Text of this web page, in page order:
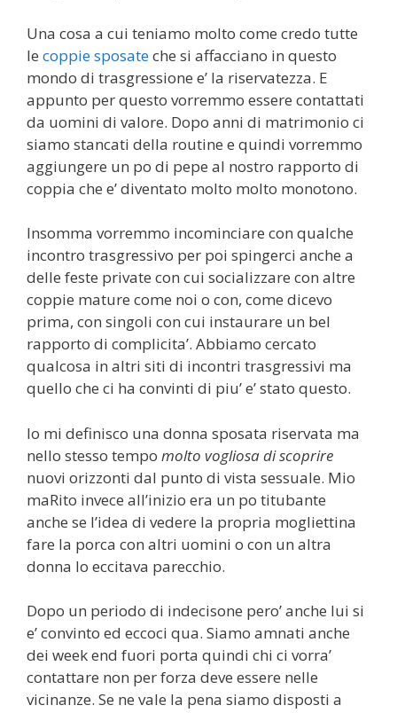
Una cosa a cui teniamo molto come credo tutte
le coppie sposateche si affacciano in questo
mondo di trasgressione e’ la riservatezza. E
appunto per questo vorremmo essere contattati
da uomini di valore. Dopo anni di matrimonio ci
siamo stancati della routine e quindi vorremmo
aggiungere un po di pepe al nostro rapporto di
coppia che e’ diventato molto molto monotono.
Insomma vorremmo incominciare con qualche
incontro trasgressivo per poi spingerci anche a
delle feste private con cui socializzare con altre
coppie mature come noi o con, come dicevo
prima, con singoli con cui instaurare un bel
rapporto di complicita’. Abbiamo cercato
qualcosa in altri siti di incontri trasgressivi ma
quello che ci ha convinti di piu’ e’ stato questo.
Io mi definisco una donna sposata riservata ma
nello stesso tempo molto vogliosa di scoprire
nuovi orizzonti dal punto di vista sessuale. Mio
maRito invece all’inizio era un po titubante
anche se l’idea di vedere la propria mogliettina
fare la porca con altri uomini o con un altra
donna lo eccitava parecchio.
Dopo un periodo di indecisone pero’ anche lui si
e’ convinto ed eccoci qua. Siamo amnati anche
dei week end fuori porta quindi chi ci vorra’
contattare non per forza deve essere nelle
vicinanze. Se ne vale la pena siamo disposti a